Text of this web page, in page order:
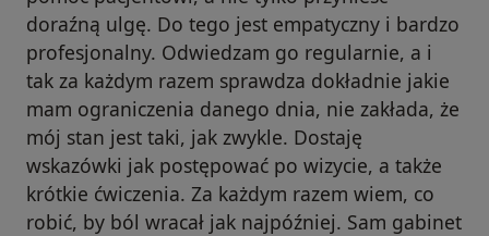
doraźną ulgę. Do tego jest empatyczny i bardzo
profesjonalny. Odwiedzam go regularnie, a i
tak za każdym razem sprawdza dokładnie jakie
mam ograniczenia danego dnia, nie zakłada, że
mój stan jest taki, jak zwykle. Dostaję
wskazówki jak postępować po wizycie, a także
krótkie ćwiczenia. Za każdym razem wiem, co
robić, by ból wracał jak najpóźniej. Sam gabinet